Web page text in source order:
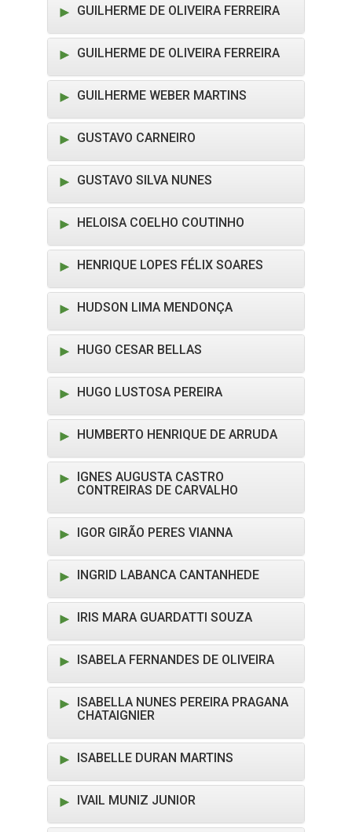
GUILHERME DE OLIVEIRA FERREIRA
GUILHERME DE OLIVEIRA FERREIRA
GUILHERME WEBER MARTINS
GUSTAVO CARNEIRO
GUSTAVO SILVA NUNES
HELOISA COELHO COUTINHO
HENRIQUE LOPES FÉLIX SOARES
HUDSON LIMA MENDONÇA
HUGO CESAR BELLAS
HUGO LUSTOSA PEREIRA
HUMBERTO HENRIQUE DE ARRUDA
IGNES AUGUSTA CASTRO
CONTREIRAS DE CARVALHO
IGOR GIRÃO PERES VIANNA
INGRID LABANCA CANTANHEDE
IRIS MARA GUARDATTI SOUZA
ISABELA FERNANDES DE OLIVEIRA
ISABELLA NUNES PEREIRA PRAGANA
CHATAIGNIER
ISABELLE DURAN MARTINS
IVAIL MUNIZ JUNIOR